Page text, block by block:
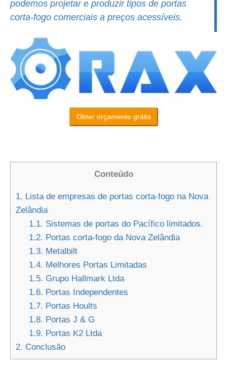
podemos projetar e produzir tipos de portas
corta-fogo comerciais a preços acessíveis.
Obter orçamento grátis
Conteúdo
1. Lista de empresas de portas corta-fogo na Nova
Zelândia
1.1. Sistemas de portas do Pacífico limitados.
1.2. Portas corta-fogo da Nova Zelândia
1.3. Metalbilt
1.4. Melhores Portas Limitadas
1.5. Grupo Hallmark Ltda
1.6. Portas Independentes
1.7. Portas Hoults
1.8. Portas J & G
1.9. Portas K2 Ltda
2. Conclusão